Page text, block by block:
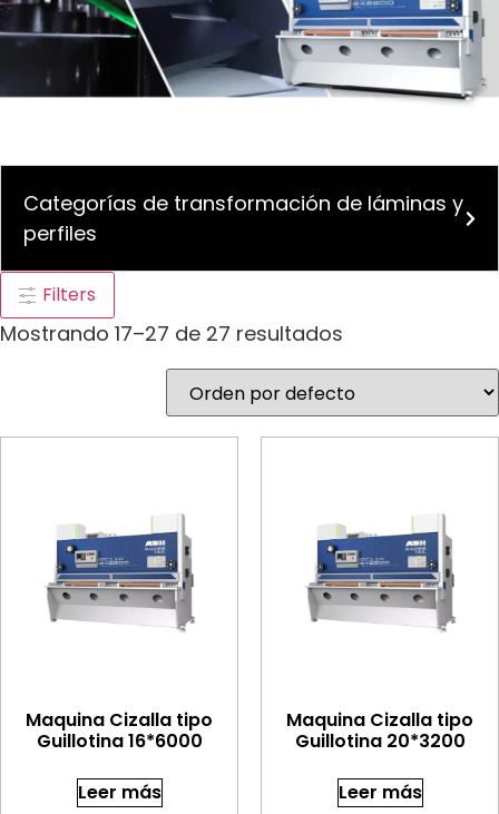
Categorías de transformación de láminas y
perfiles
Filters
Mostrando 17–27 de 27 resultados
Maquina Cizalla tipo
Guillotina 16*6000
Leer más
Maquina Cizalla tipo
Guillotina 20*3200
Leer más